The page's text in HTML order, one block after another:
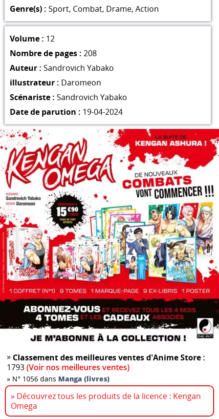
Genre(s) : Sport, Combat, Drame, Action
Volume : 12
Nombre de pages : 208
Auteur : Sandrovich Yabako
illustrateur : Daromeon
Scénariste : Sandrovich Yabako
Date de parution : 19-04-2024
» Classement des meilleures ventes d'Anime Store :
1793(Voir nos meilleures ventes)
» N° 1056 dans Manga (livres)
» Découvrez tous les produits de la licence : Kengan
Omega